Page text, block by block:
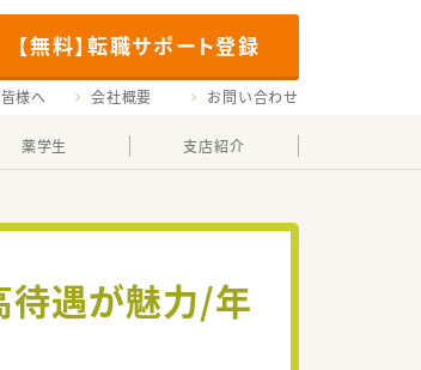
【無料】転職サポート登録
様へ 会社概要 お問い合わせ
薬学生 支店紹介
待遇が魅力/年